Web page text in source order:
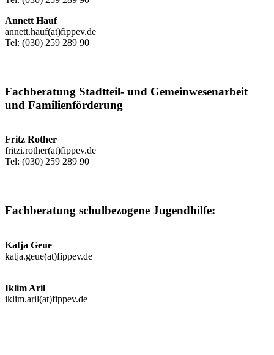
Annett Hauf
annett.hauf(at)fippev.de
Tel: (030) 259 289 90
Fachberatung Stadtteil- und Gemeinwesenarbeit
und Familienförderung
Fritz Rother
fritzi.rother(at)fippev.de
Tel: (030) 259 289 90
Fachberatung schulbezogene Jugendhilfe:
Katja Geue
katja.geue(at)fippev.de
Iklim Aril
iklim.aril(at)fippev.de